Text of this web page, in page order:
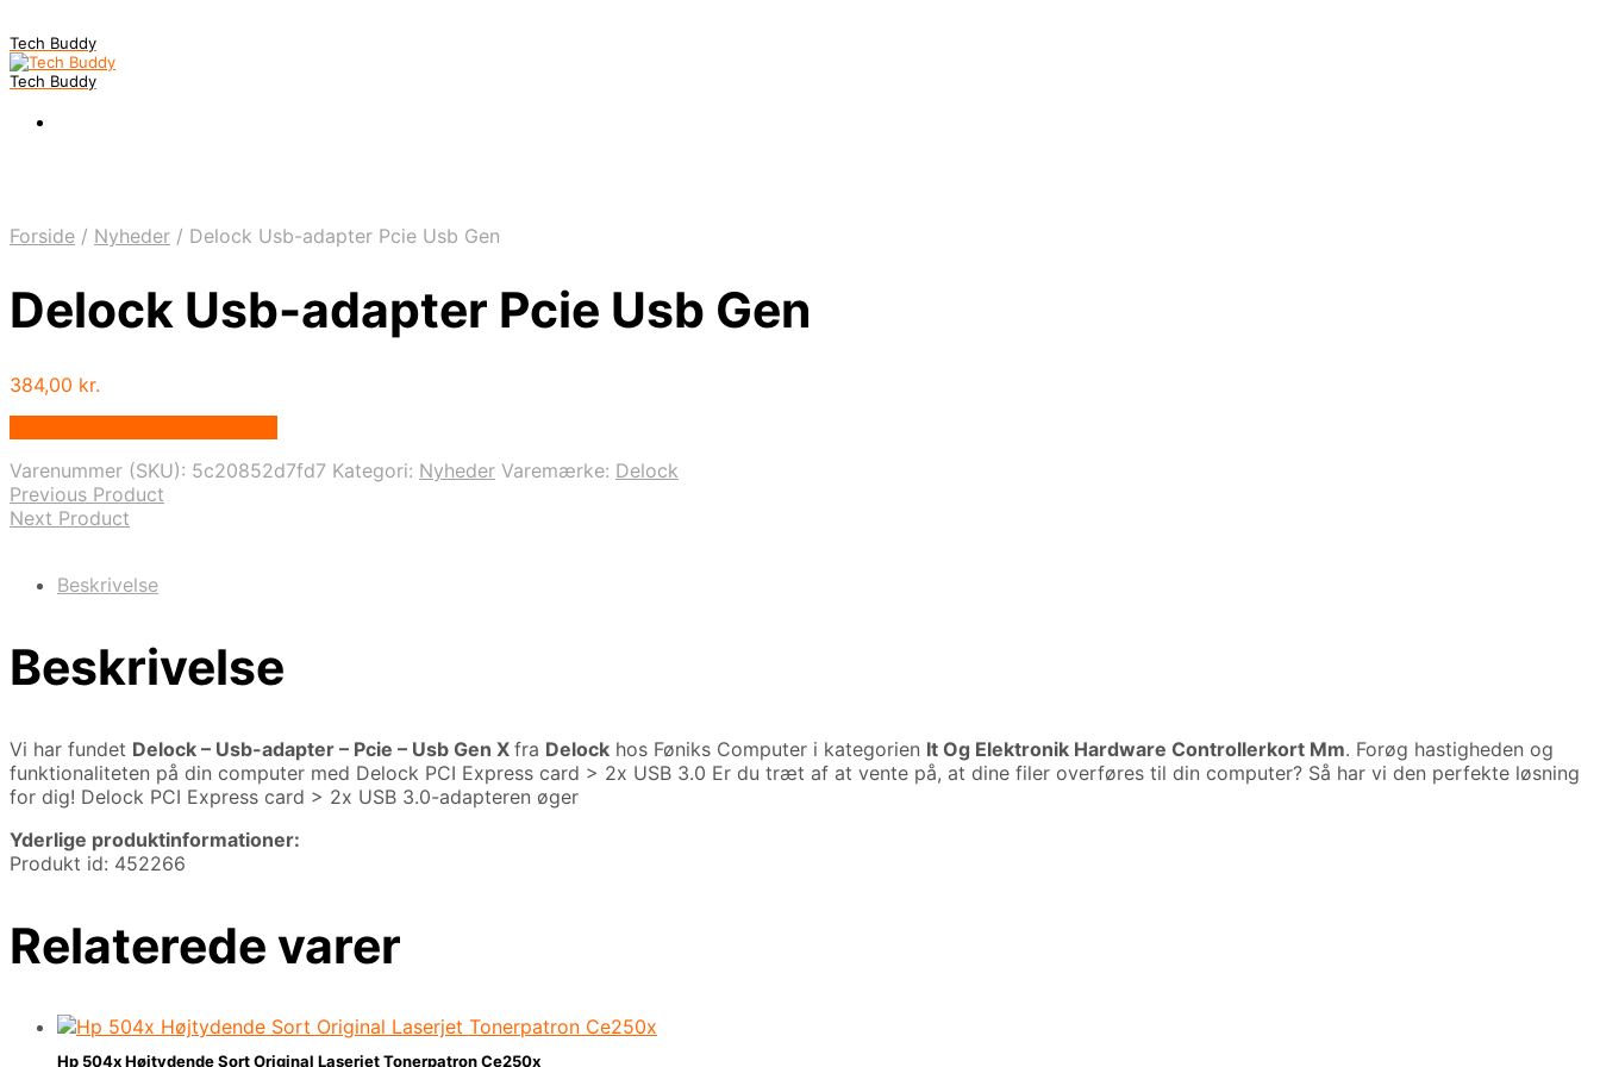
Tech Buddy
Tech Buddy
Forside / Nyheder / Delock Usb-adapter Pcie Usb Gen
Delock Usb-adapter Pcie Usb Gen
384,00 kr.
Varenummer (SKU): 5c20852d7fd7 Kategori: Nyheder Varemærke: Delock
Previous Product
Next Product
Beskrivelse
Beskrivelse
Vi har fundet Delock – Usb-adapter – Pcie – Usb Gen X fra Delock hos Føniks Computer i kategorien It Og Elektronik Hardware Controllerkort Mm. Forøg hastigheden og
funktionaliteten på din computer med Delock PCI Express card > 2x USB 3.0 Er du træt af at vente på, at dine filer overføres til din computer? Så har vi den perfekte løsning
for dig! Delock PCI Express card > 2x USB 3.0-adapteren øger
Yderlige produktinformationer:
Produkt id: 452266
Relaterede varer
Hp 504x Højtydende Sort Original Laserjet Tonerpatron Ce250x